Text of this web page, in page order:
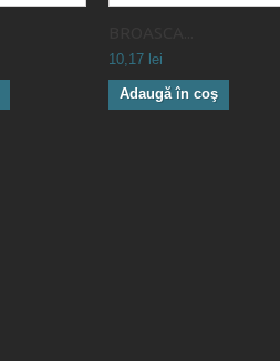
10,17 lei
Adaugă în coş